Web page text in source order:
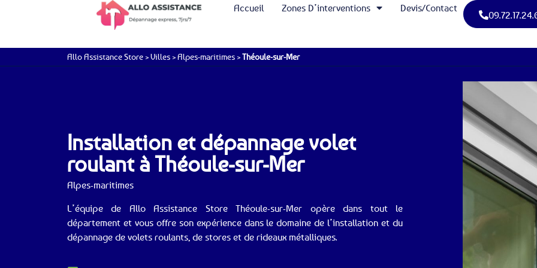
Accueil Zones D’interventions Devis/Contact
Allo Assistance Store >Villes >Alpes-maritimes >Théoule-sur-Mer
Installation et dépannage volet
roulant à Théoule-sur-Mer
Alpes-maritimes
L’équipe de Allo Assistance Store Théoule-sur-Mer opère dans tout le
département et vous offre son expérience dans le domaine de l’installation et du
dépannage de volets roulants, de stores et de rideaux métalliques.